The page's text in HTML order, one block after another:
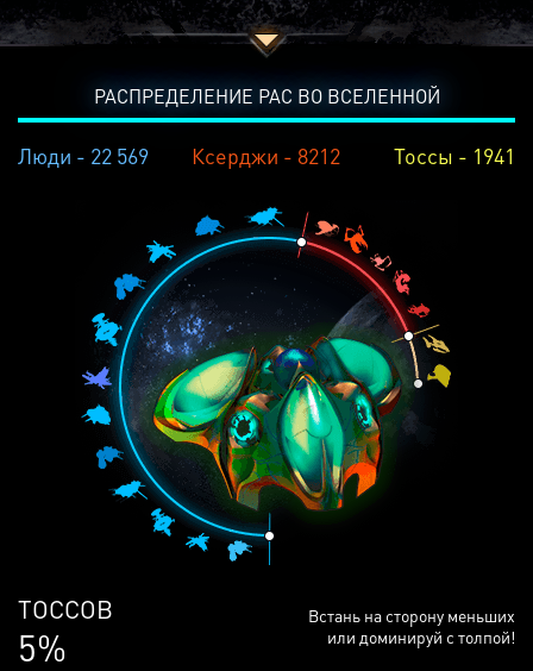
РАСПРЕДЕЛЕНИЕ РАС ВО ВСЕЛЕННОЙ
Люди - 22 569 Ксерджи - 8212 Тоссы - 1941
ЛЮДЕЙ
68%
Встань на сторону меньших
или доминируй с толпой!